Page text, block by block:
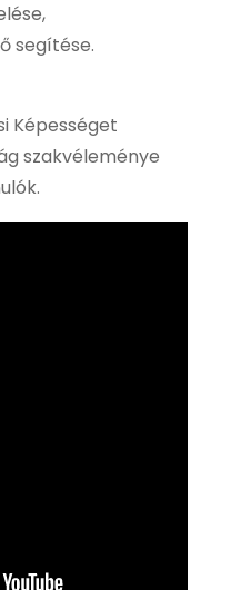
segítése.
Képességet
szakvéleménye